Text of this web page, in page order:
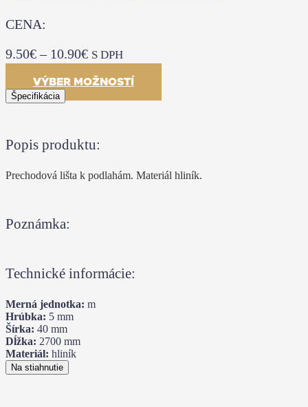
CENA:
9.50€– 10.90€ S DPH
VÝBER MOŽNOSTÍ
Špecifikácia
Popis produktu:
Prechodová lišta k podlahám. Materiál hliník.
Poznámka:
Technické informácie:
Merná jednotka: m
Hrúbka: 5 mm
Šírka: 40 mm
Dĺžka: 2700 mm
Materiál: hliník
Na stiahnutie